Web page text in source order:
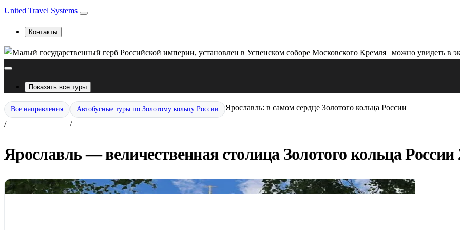
United Travel Systems
Контакты
Показать все туры
Все направления
/
Автобусные туры по Золотому кольцу России
/
Ярославль: в самом сердце Золотого кольца России
Ярославль — величественная столица Золотого кольца России